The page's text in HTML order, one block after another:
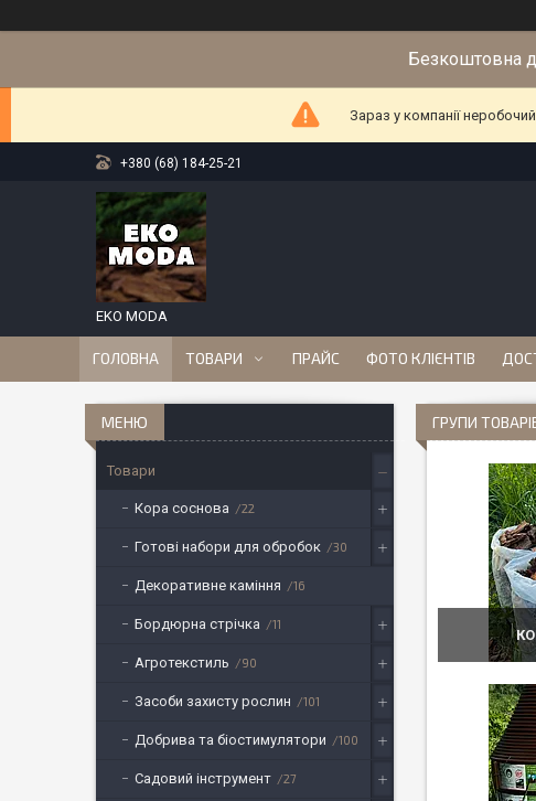
Безкоштовна
Зараз у компанії
+380 (68) 184-25-21
EKO MODA
ГОЛОВНА ТОВАРИ ПРАЙС ФОТО КЛІЄНТІВ
ГРУПИ
Товари
Кора соснова 22
Готові набори для обробок 30
Декоративне каміння 16
Бордюрна стрічка 11
Агротекстиль 90
Засоби захисту рослин 101
Добрива та біостимулятори 100
Садовий інструмент 27